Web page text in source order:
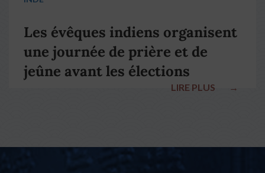
Les évêques indiens organisent
une journée de prière et de
jeûne avant les élections
LIRE PLUS →